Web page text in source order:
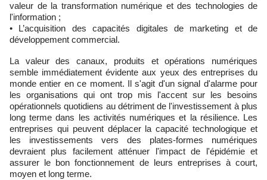
valeur de la transformation numérique et des technologies de
l'information ;
• L’acquisition des capacités digitales de marketing et de
développement commercial.
La valeur des canaux, produits et opérations numériques
semble immédiatement évidente aux yeux des entreprises du
monde entier en ce moment. Il s'agit d'un signal d'alarme pour
les organisations qui ont trop mis l'accent sur les besoins
opérationnels quotidiens au détriment de l'investissement à plus
long terme dans les activités numériques et la résilience. Les
entreprises qui peuvent déplacer la capacité technologique et
les investissements vers des plates-formes numériques
devraient plus facilement atténuer l'impact de l'épidémie et
assurer le bon fonctionnement de leurs entreprises à court,
moyen et long terme.